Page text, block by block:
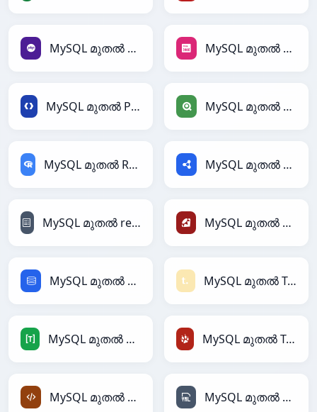
MySQL മുതൽ PHP MySQL മുതൽ PNG
MySQL മുതൽ Protobuf MySQL മുതൽ Qlik
MySQL മുതൽ RDataFrame MySQL മുതൽ RDF
MySQL മുതൽ reStructuredText MySQL മുതൽ Ruby
MySQL മുതൽ SQL MySQL മുതൽ Textile
MySQL മുതൽ TOML MySQL മുതൽ TracWiki
MySQL മുതൽ XML MySQL മുതൽ YAML